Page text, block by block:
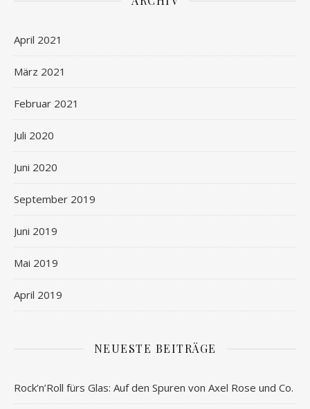
April 2021
März 2021
Februar 2021
Juli 2020
Juni 2020
September 2019
Juni 2019
Mai 2019
April 2019
NEUESTE BEITRÄGE
Rock’n’Roll fürs Glas: Auf den Spuren von Axel Rose und Co.